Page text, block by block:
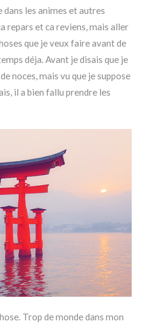
les animes et autres
repars et ca reviens, mais aller
que je veux faire avant de
déja. Avant je disais que je
noces, mais vu que je suppose
il a bien fallu prendre les
Trop de monde dans mon